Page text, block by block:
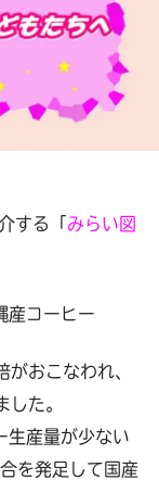
する「みらい図
産コーヒー
おこなわれ、
た。
生産量が少ない
を発足して国産